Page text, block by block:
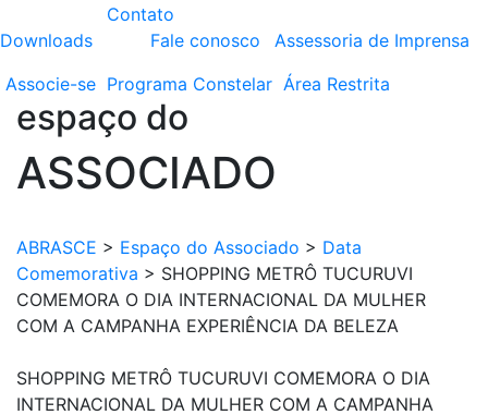
Downloads
Contato
Fale conosco
Assessoria de Imprensa
Associe-se Programa Constelar Área Restrita
espaço do
ASSOCIADO
ABRASCE > Espaço do Associado > Data
Comemorativa > SHOPPING METRÔ TUCURUVI
COMEMORA O DIA INTERNACIONAL DA MULHER
COM A CAMPANHA EXPERIÊNCIA DA BELEZA
SHOPPING METRÔ TUCURUVI COMEMORA O DIA
INTERNACIONAL DA MULHER COM A CAMPANHA